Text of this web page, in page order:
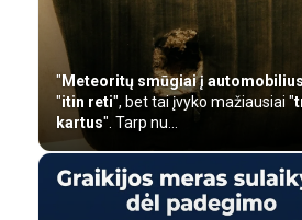
" Meteoritų smūgiai į automobilius
"itin reti", bet tai įvyko mažiausiai "
kartus". Tarp nu...